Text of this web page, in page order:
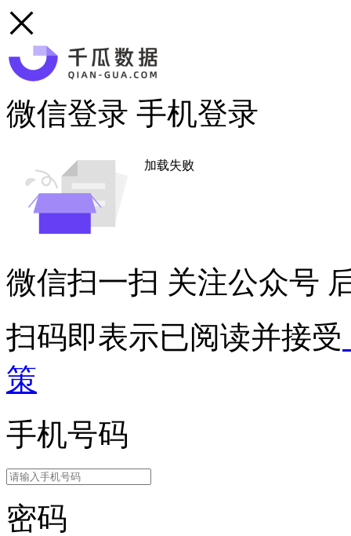
微信登录 手机登录
加载失败
微信扫一扫 关注公众号
扫码即表示已阅读并接受
策
手机号码
密码